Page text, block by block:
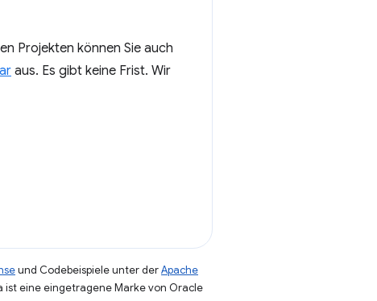
Projekten können Sie auch
aus. Es gibt keine Frist. Wir
und Codebeispiele unter derApache
ist eine eingetragene Marke von Oracle